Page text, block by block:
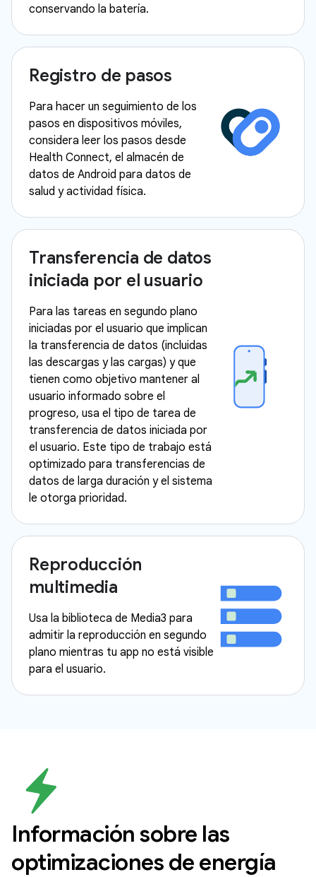
conservando la batería.
Registro de pasos
Para hacer un seguimiento de los
pasos en dispositivos móviles,
considera leer los pasos desde
Health Connect, el almacén de
datos de Android para datos de
salud y actividad física.
Transferencia de datos
iniciada por el usuario
Para las tareas en segundo plano
iniciadas por el usuario que implican
la transferencia de datos (incluidas
las descargas y las cargas) y que
tienen como objetivo mantener al
usuario informado sobre el
progreso, usa el tipo de tarea de
transferencia de datos iniciada por
el usuario. Este tipo de trabajo está
optimizado para transferencias de
datos de larga duración y el sistema
le otorga prioridad.
Reproducción
multimedia
Usa la biblioteca de Media3 para
admitir la reproducción en segundo
plano mientras tu app no está visible
para el usuario.
Información sobre las
optimizaciones de energía